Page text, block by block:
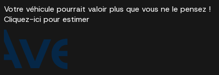
Votre véhicule pourrait valoir plus que vous ne le pensez !
Cliquez-ici pour estimer